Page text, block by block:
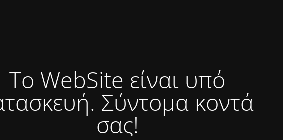
Το WebSite είναι υπό
Σύντομα κοντά
σας!